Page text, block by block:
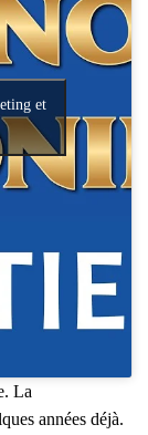
et
La
années déjà.